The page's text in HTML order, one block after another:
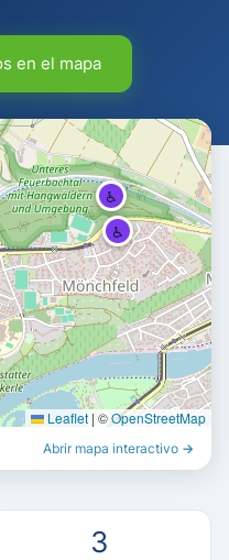
en el mapa
♿
♿
Leaflet | ©OpenStreetMap
Abrir mapa interactivo →
3